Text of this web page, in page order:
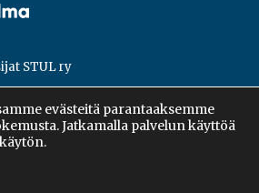
STUL ry
evästeitä parantaaksemme
Jatkamalla palvelun käyttöä